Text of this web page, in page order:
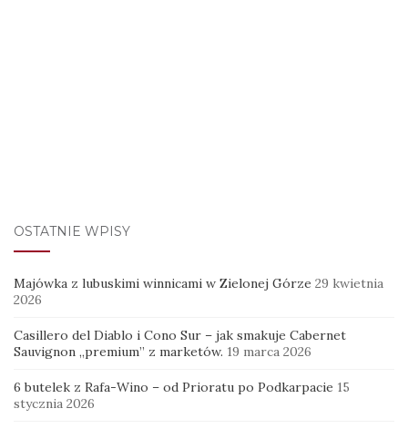
OSTATNIE WPISY
Majówka z lubuskimi winnicami w Zielonej Górze 29 kwietnia
2026
Casillero del Diablo i Cono Sur – jak smakuje Cabernet
Sauvignon „premium” z marketów. 19 marca 2026
6 butelek z Rafa-Wino – od Prioratu po Podkarpacie 15
stycznia 2026